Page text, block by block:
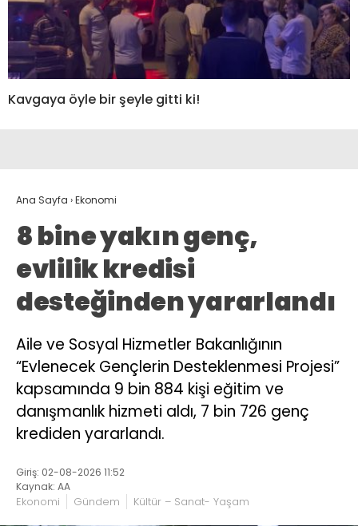
Kavgaya öyle bir şeyle gitti ki!
Ana Sayfa ›Ekonomi
8 bine yakın genç,
evlilik kredisi
desteğinden yararlandı
Aile ve Sosyal Hizmetler Bakanlığının
“Evlenecek Gençlerin Desteklenmesi Projesi”
kapsamında 9 bin 884 kişi eğitim ve
danışmanlık hizmeti aldı, 7 bin 726 genç
krediden yararlandı.
Giriş: 02-08-2026 11:52
Kaynak: AA
Ekonomi Gündem Kültür – Sanat- Yaşam